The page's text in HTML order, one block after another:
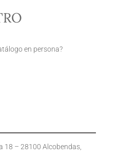
en persona?
18 – 28100 Alcobendas,